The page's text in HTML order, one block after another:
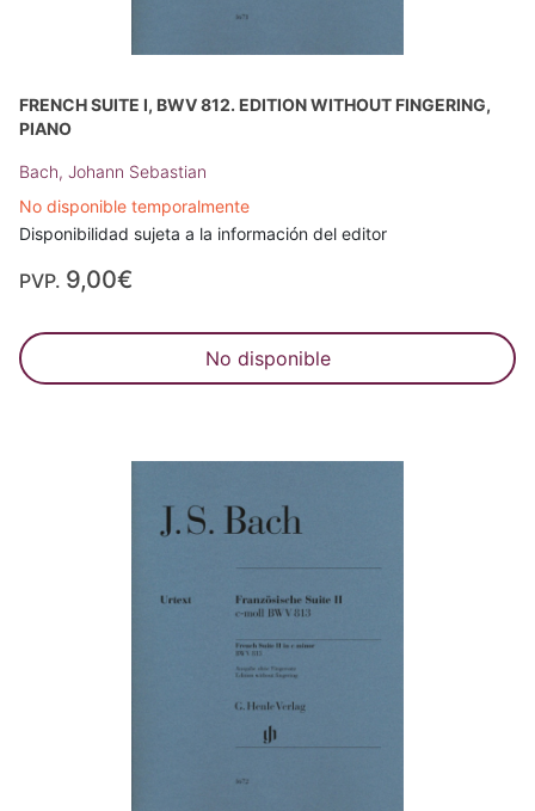
FRENCH SUITE I, BWV 812. EDITION WITHOUT FINGERING,
PIANO
Bach, Johann Sebastian
No disponible temporalmente
Disponibilidad sujeta a la información del editor
PVP. 9,00€
No disponible